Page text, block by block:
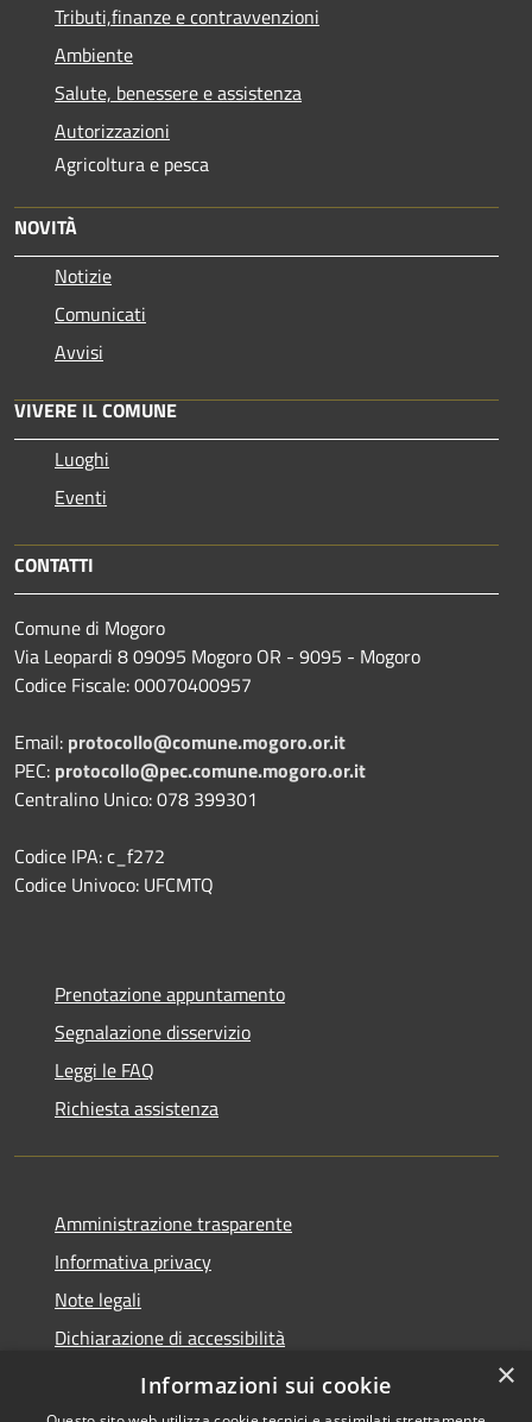
Tributi,finanze e contravvenzioni
Ambiente
Salute, benessere e assistenza
Autorizzazioni
Agricoltura e pesca
NOVITÀ
Notizie
Comunicati
Avvisi
VIVERE IL COMUNE
Luoghi
Eventi
CONTATTI
Comune di Mogoro
Via Leopardi 8 09095 Mogoro OR - 9095 - Mogoro
Codice Fiscale: 00070400957
Email: protocollo@comune.mogoro.or.it
PEC: protocollo@pec.comune.mogoro.or.it
Centralino Unico: 078 399301
Codice IPA: c_f272
Codice Univoco: UFCMTQ
Prenotazione appuntamento
Segnalazione disservizio
Leggi le FAQ
Richiesta assistenza
Amministrazione trasparente
Informativa privacy
Note legali
Dichiarazione di accessibilità
Obiettivi di accessibilità
×
Informazioni sui cookie